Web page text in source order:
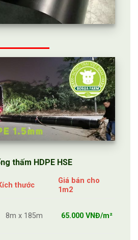
thấm HDPE HSE
thước
Giá bán cho
1m2
8m x 185m 65.000 VNĐ/m²